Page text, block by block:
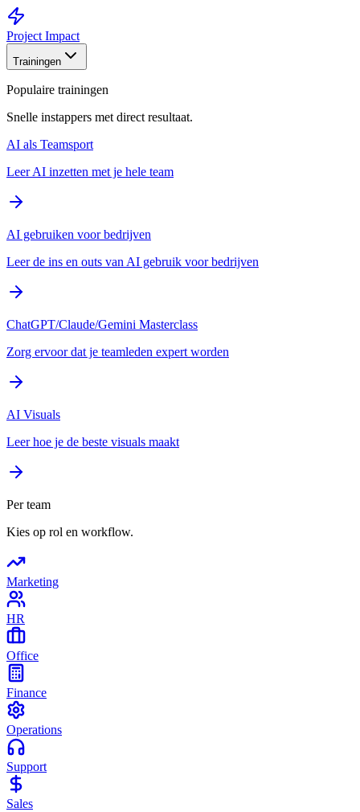
Project Impact
Trainingen
Populaire trainingen
Snelle instappers met direct resultaat.
AI als Teamsport
Leer AI inzetten met je hele team
AI gebruiken voor bedrijven
Leer de ins en outs van AI gebruik voor bedrijven
ChatGPT/Claude/Gemini Masterclass
Zorg ervoor dat je teamleden expert worden
AI Visuals
Leer hoe je de beste visuals maakt
Per team
Kies op rol en workflow.
Marketing
HR
Office
Finance
Operations
Support
Sales